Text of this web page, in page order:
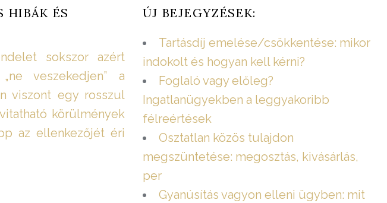
HIBÁK ÉS
sokszor azért
veszekedjen” a
viszont egy rosszul
körülmények
az ellenkezőjét éri
ÚJ BEJEGYZÉSEK:
Tartásdíj emelése/csökkentése: mikor
indokolt és hogyan kell kérni?
Foglaló vagy előleg?
Ingatlanügyekben a leggyakoribb
félreértések
Osztatlan közös tulajdon
megszüntetése: megosztás, kivásárlás,
per
Gyanúsítás vagyon elleni ügyben: mit